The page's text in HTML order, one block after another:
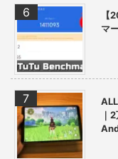
【
マ
｜